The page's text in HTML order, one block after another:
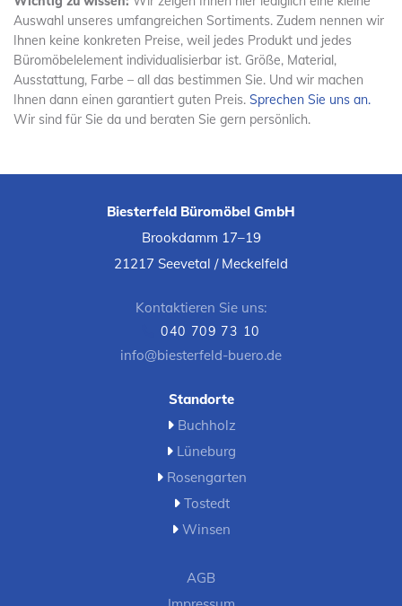
Auswahl unseres umfangreichen Sortiments. Zudem nennen wir
Ihnen keine konkreten Preise, weil jedes Produkt und jedes
Büromöbelelement individualisierbar ist. Größe, Material,
Ausstattung, Farbe – all das bestimmen Sie. Und wir machen
Ihnen dann einen garantiert guten Preis. Sprechen Sie uns an.
Wir sind für Sie da und beraten Sie gern persönlich.
Biesterfeld Büromöbel GmbH
Brookdamm 17–19
21217 Seevetal / Meckelfeld
Kontaktieren Sie uns:
040 709 73 10
info@biesterfeld-buero.de
Standorte
 Buchholz
 Lüneburg
 Rosengarten
 Tostedt
 Winsen
AGB